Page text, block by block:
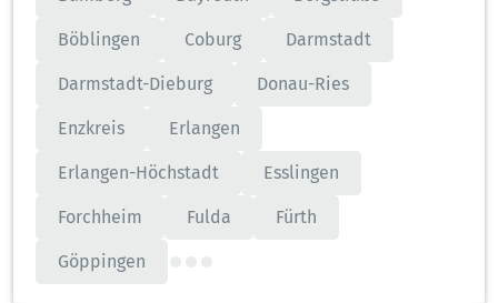
Böblingen Coburg Darmstadt
Darmstadt-Dieburg Donau-Ries
Enzkreis Erlangen
Erlangen-Höchstadt Esslingen
Forchheim Fulda Fürth
Göppingen